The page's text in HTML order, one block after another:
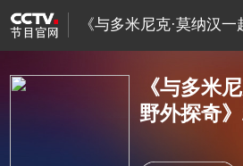
《与多米尼克·莫纳汉
《与多米
野外探奇